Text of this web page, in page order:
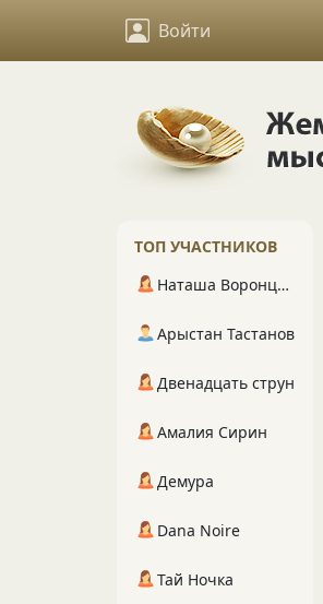
Войти
ТОП УЧАСТНИКОВ
Наташа Воронцова
Арыстан Тастанов
Двенадцать струн
Амалия Сирин
Демура
Dana Noire
Тай Ночка